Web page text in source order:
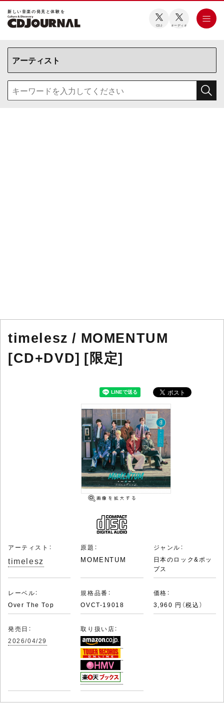
新しい⾳楽の発⾒と体験を
CDJ オーディオ
timelesz / MOMENTUM
[CD+DVD] [限定]
アーティスト：
timelesz
原題：
MOMENTUM
ジャンル：
日本のロック&ポッ
プス
レーベル：
Over The Top
規格品番：
OVCT-19018
価格：
3,960 円（税込）
発売日：
2026/04/29
取り扱い店：